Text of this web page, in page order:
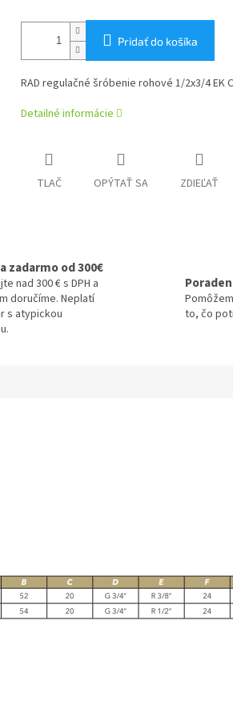
Pridať do košíka
RAD regulačné šróbenie rohové 1/2x3/4 EK
Detailné informácie
TLAČ OPÝTAŤ SA ZDIEĽAŤ
zadarmo od 300€
nad 300 € s DPH a
doručíme. Neplatí
s atypickou
to, čo